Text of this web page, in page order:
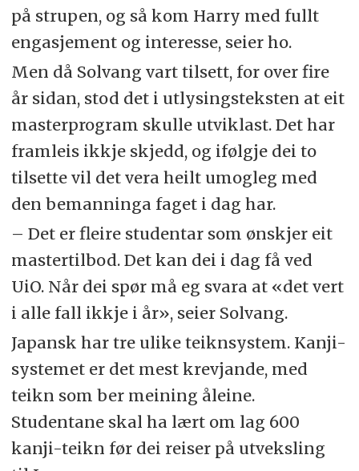
på strupen, og så kom Harry med fullt
engasjement og interesse, seier ho.
Men då Solvang vart tilsett, for over fire
år sidan, stod det i utlysingsteksten at eit
masterprogram skulle utviklast. Det har
framleis ikkje skjedd, og ifølgje dei to
tilsette vil det vera heilt umogleg med
den bemanninga faget i dag har.
– Det er fleire studentar som ønskjer eit
mastertilbod. Det kan dei i dag få ved
UiO. Når dei spør må eg svara at «det vert
i alle fall ikkje i år», seier Solvang.
Japansk har tre ulike teiknsystem. Kanji-
systemet er det mest krevjande, med
teikn som ber meining åleine.
Studentane skal ha lært om lag 600
kanji-teikn før dei reiser på utveksling